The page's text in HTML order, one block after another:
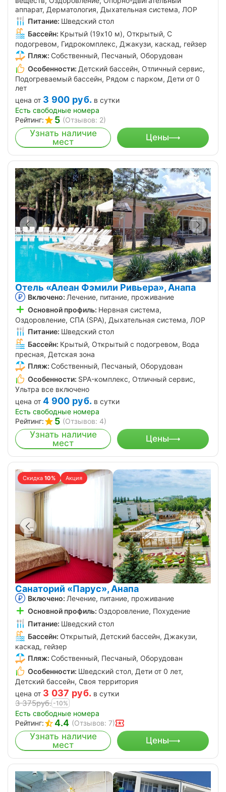
аппарат, Дерматология, Дыхательная система, ЛОР
Питание: Шведский стол
Бассейн: Крытый (19х10 м), Открытый, С
подогревом, Гидрокомплекс, Джакузи, каскад, гейзер
Пляж: Собственный, Песчаный, Оборудован
Особенности: Детский бассейн, Отличный сервис,
Подогреваемый бассейн, Рядом с парком, Дети от 0
лет
цена от 3 900 руб. в сутки
Есть свободные номера
Рейтинг:
5 (Отзывов: 2)
Узнать наличие
мест
Цены
Отель «Алеан Фэмили Ривьера», Анапа
Включено: Лечение, питание, проживание
Основной профиль: Нервная система,
Оздоровление, СПА (SPA), Дыхательная система, ЛОР
Питание: Шведский стол
Бассейн: Крытый, Открытый с подогревом, Вода
пресная, Детская зона
Пляж: Собственный, Песчаный, Оборудован
Особенности: SPA-комплекс, Отличный сервис,
Ультра все включено
цена от 4 900 руб. в сутки
Есть свободные номера
Рейтинг:
5 (Отзывов: 4)
Узнать наличие
мест
Цены
Скидка 10% Акция
Санаторий «Парус», Анапа
Включено: Лечение, питание, проживание
Основной профиль: Оздоровление, Похудение
Питание: Шведский стол
Бассейн: Открытый, Детский бассейн, Джакузи,
каскад, гейзер
Пляж: Собственный, Песчаный, Оборудован
Особенности: Шведский стол, Дети от 0 лет,
Детский бассейн, Своя территория
цена от 3 037 руб. в сутки
3 375руб. -10%
Есть свободные номера
Рейтинг:
4.4 (Отзывов: 7)
Узнать наличие
мест
Цены